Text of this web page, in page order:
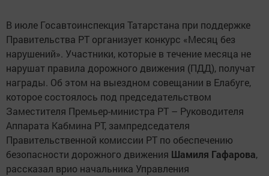
В июле Госавтоинспекция Татарстана при поддержке
Правительства РТ организует конкурс «Месяц без
нарушений». Участники, которые в течение месяца не
нарушат правила дорожного движения (ПДД), получат
награды. Об этом на выездном совещании в Елабуге,
которое состоялось под председательством
Заместителя Премьер-министра РТ – Руководителя
Аппарата Кабмина РТ, зампредседателя
Правительственной комиссии РТ по обеспечению
безопасности дорожного движения Шамиля Гафарова,
рассказал врио начальника Управления